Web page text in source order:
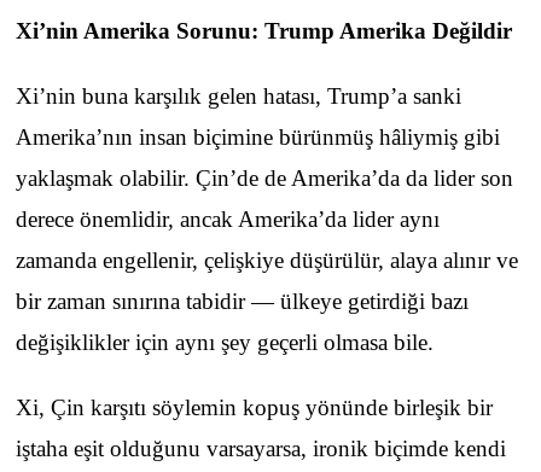
Xi’nin Amerika Sorunu: Trump Amerika Değildir
Xi’nin buna karşılık gelen hatası, Trump’a sanki
Amerika’nın insan biçimine bürünmüş hâliymiş gibi
yaklaşmak olabilir. Çin’de de Amerika’da da lider son
derece önemlidir, ancak Amerika’da lider aynı
zamanda engellenir, çelişkiye düşürülür, alaya alınır ve
bir zaman sınırına tabidir — ülkeye getirdiği bazı
değişiklikler için aynı şey geçerli olmasa bile.
Xi, Çin karşıtı söylemin kopuş yönünde birleşik bir
iştaha eşit olduğunu varsayarsa, ironik biçimde kendi